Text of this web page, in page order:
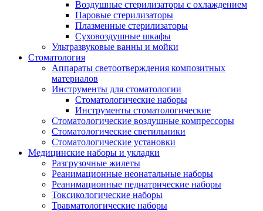
Воздушные стерилизаторы с охлаждением
Паровые стерилизаторы
Плазменные стерилизаторы
Суховоздушные шкафы
Ультразвуковые ванны и мойки
Стоматология
Аппараты светоотверждения композитных
материалов
Инструменты для стоматологии
Стоматологические наборы
Инструменты стоматологические
Стоматологические воздушные компрессоры
Стоматологические светильники
Стоматологические установки
Медицинские наборы и укладки
Разгрузочные жилеты
Реанимационные неонатальные наборы
Реанимационные педиатрические наборы
Токсикологические наборы
Травматологические наборы